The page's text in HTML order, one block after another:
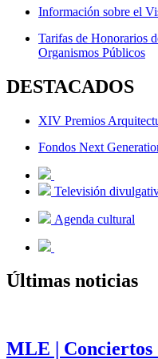
Información sobre el
Tarifas de Honorarios
Organismos Públicos
DESTACADOS
XIV Premios
Fondos Next
Televisión
Agenda cultural
Últimas noticias
MLE | Conciertos